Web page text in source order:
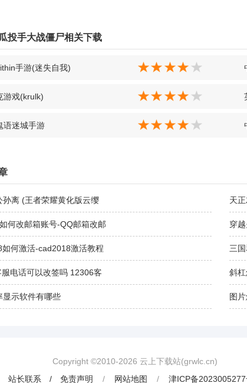
投手大战僵尸相关下载
手游(迷失自我)
游戏(krulk)
语迷城手游
孙离 (王者荣耀黄化版云缨 天
何改邮箱账号-QQ邮箱改邮 穿
何激活-cad2018激活教程 三
电话可以改签吗 12306客 斜
显示软件有哪些 图
Copyright ©2010-2026 云上下载站(grwlc.cn)
站长联系 / 免责声明
/ 网站地图 / 津ICP备2023005277